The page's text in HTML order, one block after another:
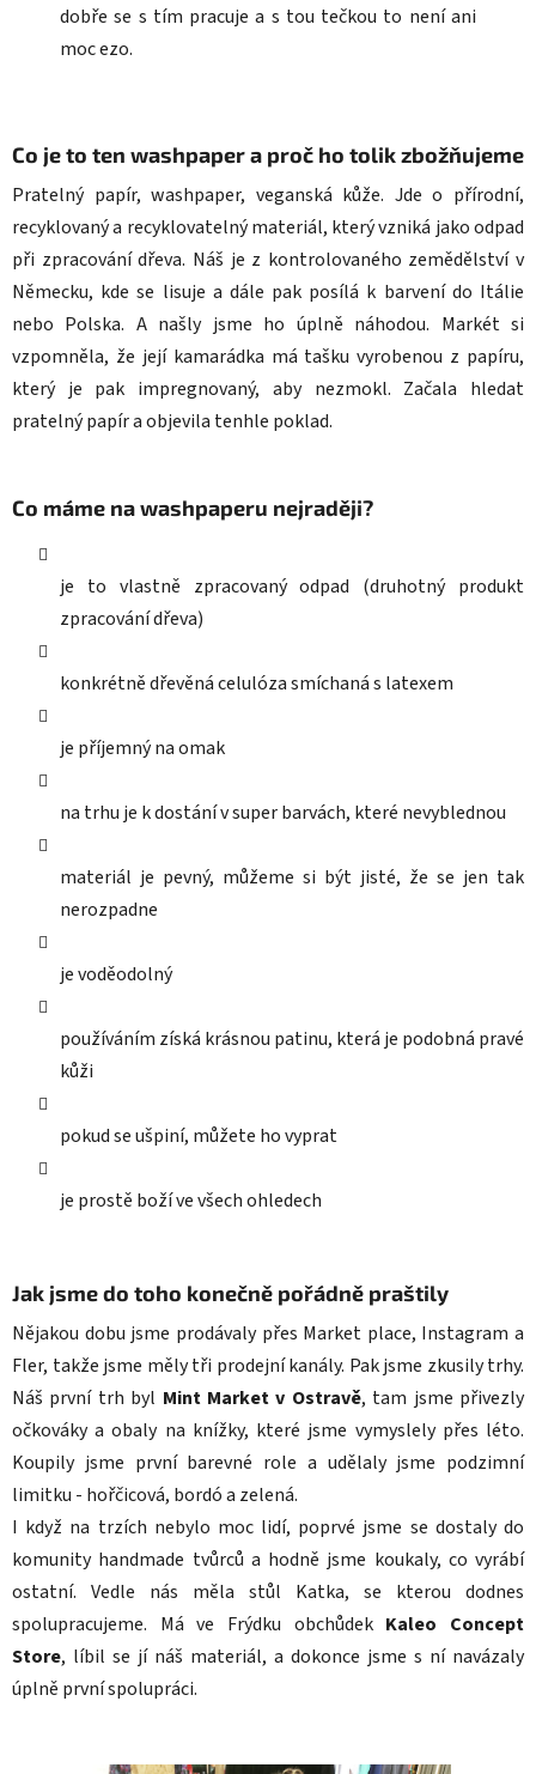
dobře se s tím pracuje a s tou tečkou to není ani
moc ezo.
Co je to ten washpaper a proč ho tolik zbožňujeme
Pratelný papír, washpaper, veganská kůže. Jde o přírodní,
recyklovaný a recyklovatelný materiál, který vzniká jako odpad
při zpracování dřeva. Náš je z kontrolovaného zemědělství v
Německu, kde se lisuje a dále pak posílá k barvení do Itálie
nebo Polska. A našly jsme ho úplně náhodou. Markét si
vzpomněla, že její kamarádka má tašku vyrobenou z papíru,
který je pak impregnovaný, aby nezmokl. Začala hledat
pratelný papír a objevila tenhle poklad.
Co máme na washpaperu nejraději?
je to vlastně zpracovaný odpad (druhotný produkt
zpracování dřeva)
konkrétně dřevěná celulóza smíchaná s latexem
je příjemný na omak
na trhu je k dostání v super barvách, které nevyblednou
materiál je pevný, můžeme si být jisté, že se jen tak
nerozpadne
je voděodolný
používáním získá krásnou patinu, která je podobná pravé
kůži
pokud se ušpiní, můžete ho vyprat
je prostě boží ve všech ohledech
Jak jsme do toho konečně pořádně praštily
Nějakou dobu jsme prodávaly přes Market place, Instagram a
Fler, takže jsme měly tři prodejní kanály. Pak jsme zkusily trhy.
Náš první trh byl Mint Market v Ostravě, tam jsme přivezly
očkováky a obaly na knížky, které jsme vymyslely přes léto.
Koupily jsme první barevné role a udělaly jsme podzimní
limitku - hořčicová, bordó a zelená.
I když na trzích nebylo moc lidí, poprvé jsme se dostaly do
komunity handmade tvůrců a hodně jsme koukaly, co vyrábí
ostatní. Vedle nás měla stůl Katka, se kterou dodnes
spolupracujeme. Má ve Frýdku obchůdek Kaleo Concept
Store, líbil se jí náš materiál, a dokonce jsme s ní navázaly
úplně první spolupráci.